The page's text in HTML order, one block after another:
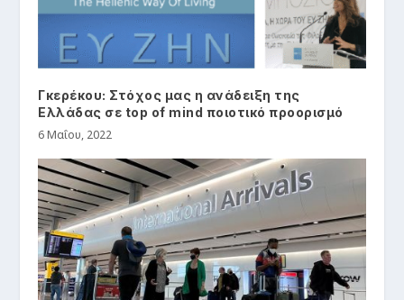
Γκερέκου: Στόχος μας η ανάδειξη της
Ελλάδας σε top of mind ποιοτικό προορισμό
6 Μαΐου, 2022